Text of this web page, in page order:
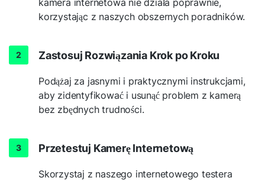
korzystając z naszych obszernych poradników.
Zastosuj Rozwiązania Krok po Kroku
Podążaj za jasnymi i praktycznymi instrukcjami,
aby zidentyfikować i usunąć problem z kamerą
bez zbędnych trudności.
Przetestuj Kamerę Internetową
Skorzystaj z naszego internetowego testera